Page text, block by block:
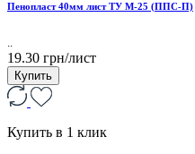
Пенопласт 40мм лист ТУ М-25 (ППС-П)
..
19.30 грн/лист
Купить
Купить в 1 клик